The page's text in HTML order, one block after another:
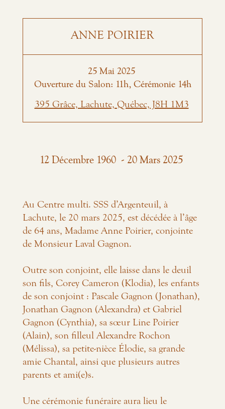
ANNE POIRIER
25 Mai 2025
Ouverture du Salon: 11h, Cérémonie 14h
395 Grâce, Lachute, Québec, J8H 1M3
12 Décembre 1960 - 20 Mars 2025
Au Centre multi. SSS d’Argenteuil, à
Lachute, le 20 mars 2025, est décédée à l’âge
de 64 ans, Madame Anne Poirier, conjointe
de Monsieur Laval Gagnon.
Outre son conjoint, elle laisse dans le deuil
son fils, Corey Cameron (Klodia), les enfants
de son conjoint : Pascale Gagnon (Jonathan),
Jonathan Gagnon (Alexandra) et Gabriel
Gagnon (Cynthia), sa sœur Line Poirier
(Alain), son filleul Alexandre Rochon
(Mélissa), sa petite-nièce Élodie, sa grande
amie Chantal, ainsi que plusieurs autres
parents et ami(e)s.
Une cérémonie funéraire aura lieu le